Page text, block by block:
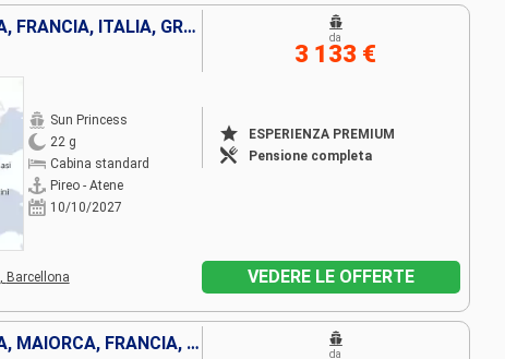
MONTENEGRO, SPAGNA, IBIZA, FRANCIA, ITALIA, GRECIA, TURCHIA
Sun Princess
22 g
Cabina standard
Pireo - Atene
10/10/2027
ESPERIENZA PREMIUM
Pensione completa
da
3 133 €
Barcellona VEDERE LE OFFERTE
MONTENEGRO, SPAGNA, IBIZA, MAIORCA, FRANCIA, ITALIA, TURCHIA, GRECIA
da